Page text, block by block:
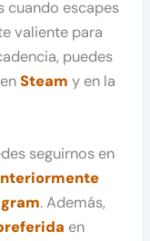
cuando escapes
valiente para
puedes
Steam y en la
seguirnos en
. Además,
en